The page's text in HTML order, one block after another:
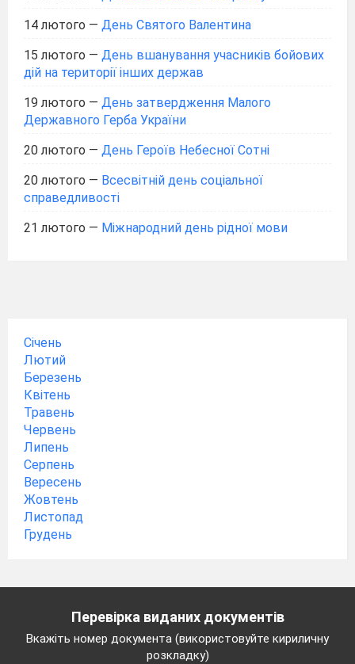
14 лютого — День Святого Валентина
15 лютого — День вшанування учасників бойових
дій на території інших держав
19 лютого — День затвердження Малого
Державного Герба України
20 лютого — День Героїв Небесної Сотні
20 лютого — Всесвітній день соціальної
справедливості
21 лютого — Міжнародний день рідної мови
Січень
Лютий
Березень
Квітень
Травень
Червень
Липень
Серпень
Вересень
Жовтень
Листопад
Грудень
Перевірка виданих документів
Вкажіть номер документа (використовуйте кириличну
розкладку)